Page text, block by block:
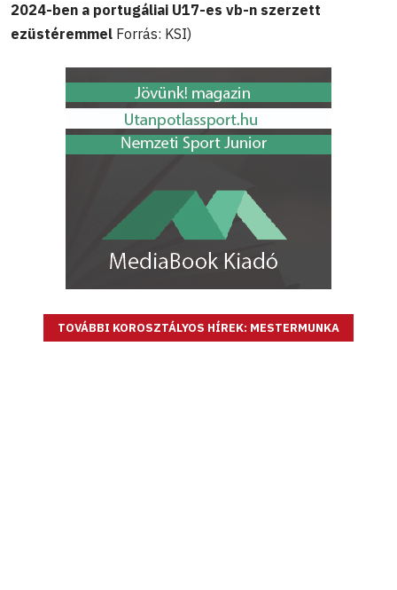
2024-ben a portugáliai U17-es vb-n szerzett
ezüstéremmel Forrás: KSI)
TOVÁBBI KOROSZTÁLYOS HÍREK: MESTERMUNKA